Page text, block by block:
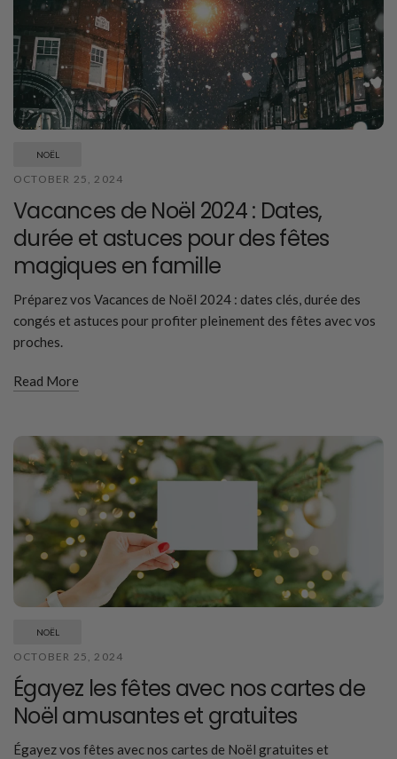
NOËL
OCTOBER 25, 2024
Vacances de Noël 2024 : Dates,
durée et astuces pour des fêtes
magiques en famille
Préparez vos Vacances de Noël 2024 : dates clés, durée des
congés et astuces pour profiter pleinement des fêtes avec vos
proches.
Read More
NOËL
OCTOBER 25, 2024
Égayez les fêtes avec nos cartes de
Noël amusantes et gratuites
Égayez vos fêtes avec nos cartes de Noël gratuites et